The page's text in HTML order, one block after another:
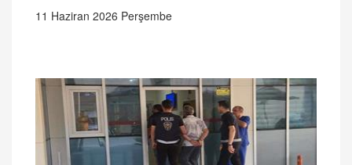
11 Haziran 2026 Perşembe